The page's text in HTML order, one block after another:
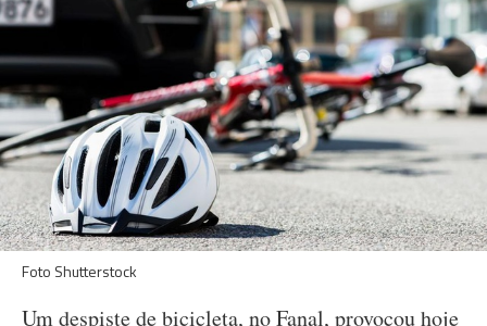
Foto Shutterstock
Um despiste de bicicleta, no Fanal, provocou hoje